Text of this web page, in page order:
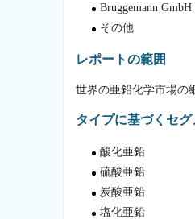
Bruggemann
その他
レポートの範囲
世界の亜鉛化学市場の
タイプに基づくセ
酸化亜鉛
硫酸亜鉛
炭酸亜鉛
塩化亜鉛